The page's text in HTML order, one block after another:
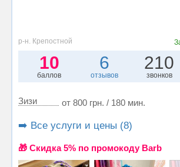
р-н. Крепостной
10
баллов
6
отзывов
210
звонков
Зизи от 800 грн. / 180 мин.
➡️ Все услуги и цены (8)
🎁 Cкидка 5% по промокоду Barb